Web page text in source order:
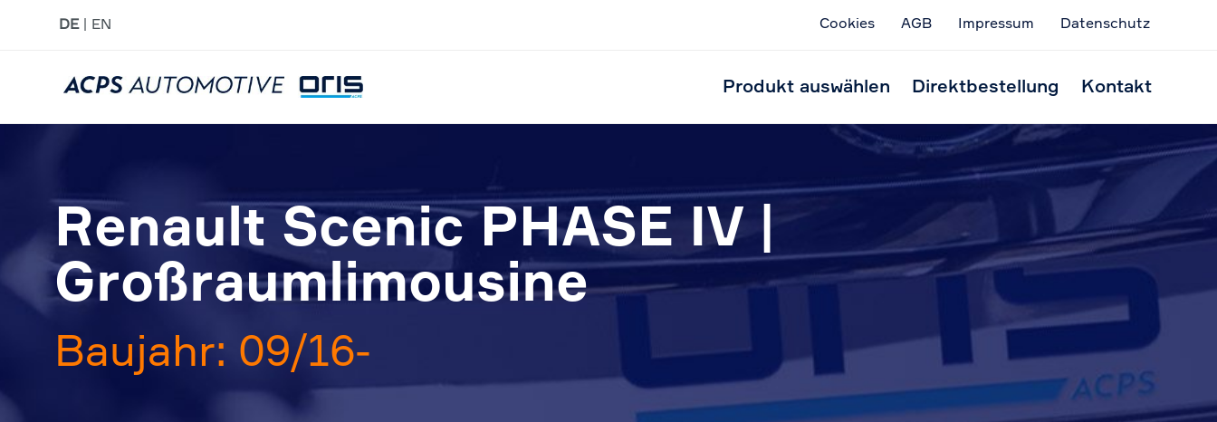
DE EN Cookies AGB Impressum Datenschutz
Produkt auswählen Direktbestellung Kontakt
Renault Scenic PHASE IV |
Großraumlimousine
Baujahr: 09/16-